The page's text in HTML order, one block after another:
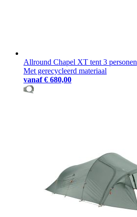
Allround Chapel XT tent 3 personen
Met gerecycleerd materiaal
vanaf € 680,00